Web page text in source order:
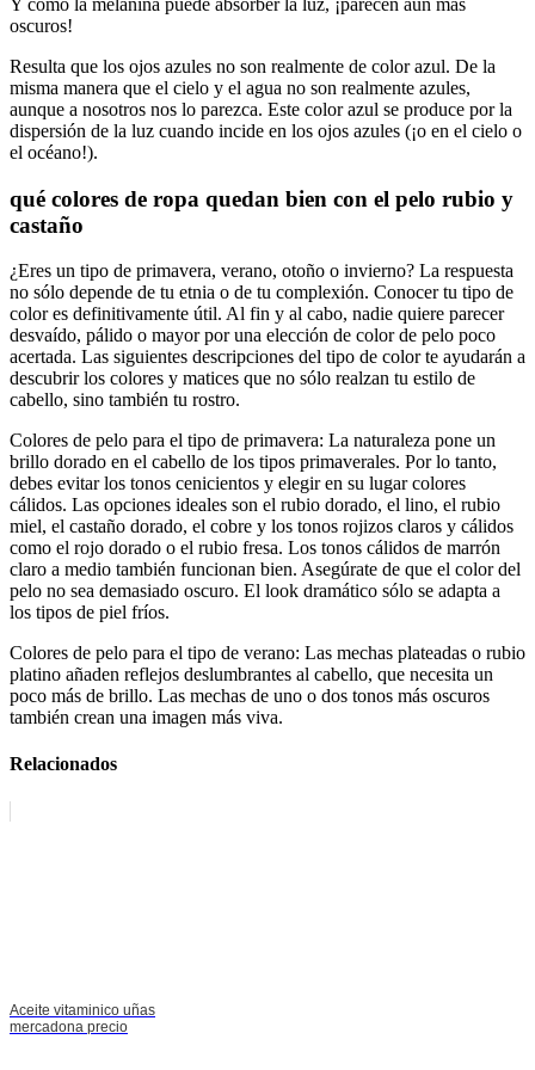
oscuros!
Resulta que los ojos azules no son realmente de color azul. De la
misma manera que el cielo y el agua no son realmente azules,
aunque a nosotros nos lo parezca. Este color azul se produce por la
dispersión de la luz cuando incide en los ojos azules (¡o en el cielo o
el océano!).
qué colores de ropa quedan bien con el pelo rubio y
castaño
¿Eres un tipo de primavera, verano, otoño o invierno? La respuesta
no sólo depende de tu etnia o de tu complexión. Conocer tu tipo de
color es definitivamente útil. Al fin y al cabo, nadie quiere parecer
desvaído, pálido o mayor por una elección de color de pelo poco
acertada. Las siguientes descripciones del tipo de color te ayudarán a
descubrir los colores y matices que no sólo realzan tu estilo de
cabello, sino también tu rostro.
Colores de pelo para el tipo de primavera: La naturaleza pone un
brillo dorado en el cabello de los tipos primaverales. Por lo tanto,
debes evitar los tonos cenicientos y elegir en su lugar colores
cálidos. Las opciones ideales son el rubio dorado, el lino, el rubio
miel, el castaño dorado, el cobre y los tonos rojizos claros y cálidos
como el rojo dorado o el rubio fresa. Los tonos cálidos de marrón
claro a medio también funcionan bien. Asegúrate de que el color del
pelo no sea demasiado oscuro. El look dramático sólo se adapta a
los tipos de piel fríos.
Colores de pelo para el tipo de verano: Las mechas plateadas o rubio
platino añaden reflejos deslumbrantes al cabello, que necesita un
poco más de brillo. Las mechas de uno o dos tonos más oscuros
también crean una imagen más viva.
Relacionados
Aceite vitaminico uñas
mercadona precio